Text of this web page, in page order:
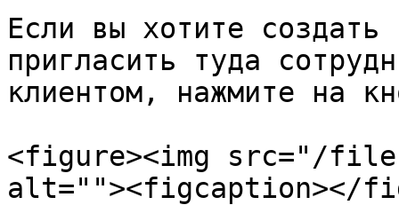
Если вы хотите
пригласить туда
клиентом, нажмите на
<figure><img src="/files/
alt=""><figcaption></